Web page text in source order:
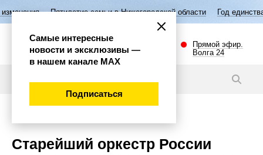
Пятилетие семьи в Нижегородской области Год единства народов
Прямой эфир.
Волга 24
Старейший оркестр России
Самые интересные
новости и эксклюзивы —
в нашем канале МАХ
Подписаться